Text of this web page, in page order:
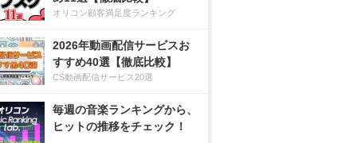
オリコン顧客満足度ランキング
2026年動画配信サービスお
すすめ40選【徹底比較】
CS動画配信サービス20選
毎週の音楽ランキングから、
ヒットの推移をチェック！